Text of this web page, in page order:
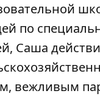
по
Саша
вежливым